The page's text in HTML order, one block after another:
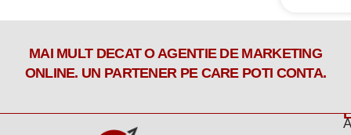
MAI MULT DECAT O AGENTIE DE MARKETING
ONLINE. UN PARTENER PE CARE POTI CONTA.